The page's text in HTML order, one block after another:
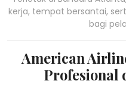
kerja, tempat bersantai,
bagi
American
Profesional